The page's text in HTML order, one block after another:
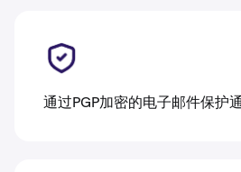
通过PGP加密的电子邮件保护